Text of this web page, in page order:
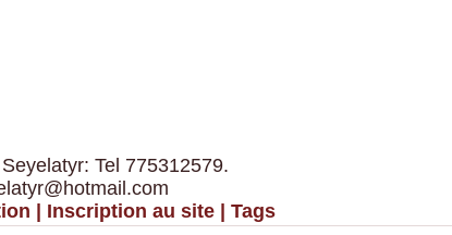
Tel 775312579.
Inscription au site Tags